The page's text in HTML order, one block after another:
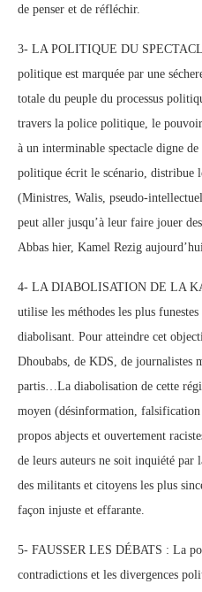
de penser et de réfléchir.
3- LA POLITIQUE DU
politique est marquée par une
totale du peuple du processus
travers la police politique, le
à un interminable spectacle digne
politique écrit le scénario, distribue
(Ministres, Walis, pseudo-
peut aller jusqu’à leur faire jouer
Abbas hier, Kamel Rezig
4- LA DIABOLISATION DE LA
utilise les méthodes les plus
diabolisant. Pour atteindre cet
Dhoubabs, de KDS, de journalistes
partis…La diabolisation de cette
moyen (désinformation,
propos abjects et ouvertement
de leurs auteurs ne soit inquiété par
des militants et citoyens les plus
façon injuste et effarante.
5- FAUSSER LES DÉBATS : La
contradictions et les divergences